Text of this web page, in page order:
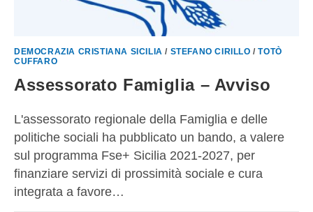
DEMOCRAZIA CRISTIANA SICILIA / STEFANO CIRILLO /TOTÒ
CUFFARO
Assessorato Famiglia – Avviso
L'assessorato regionale della Famiglia e delle
politiche sociali ha pubblicato un bando, a valere
sul programma Fse+ Sicilia 2021-2027, per
finanziare servizi di prossimità sociale e cura
integrata a favore…